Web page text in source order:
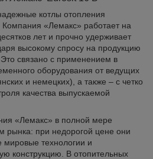
котлы отопления
Компания «Лемакс» работает на
лет и прочно удерживает
высокому спросу на продукцию
связано с применением в
оборудования от ведущих
и немецких), а также – с четко
качества выпускаемой
«Лемакс» в полной мере
рынка: при недорогой цене они
мировые технологии и
конструкцию. В отопительных